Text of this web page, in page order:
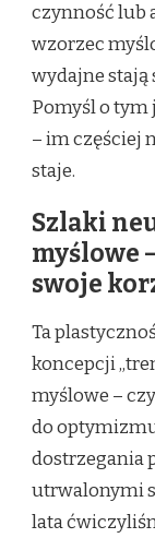
czynność lub
wzorzec
wydajne stają
Pomyśl o tym
– im częściej
staje.
Szlaki
myślowe
swoje
Ta
koncepcji
myślowe –
do
dostrzegania
utrwalonymi
lata